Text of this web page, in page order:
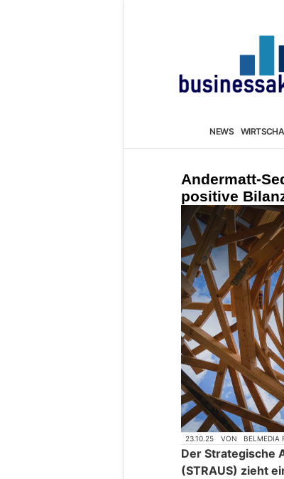
NEWS
Andermatt-
positive
23.10.25 VON BELMEDIA
Der Strategische
(STRAUS) zieht